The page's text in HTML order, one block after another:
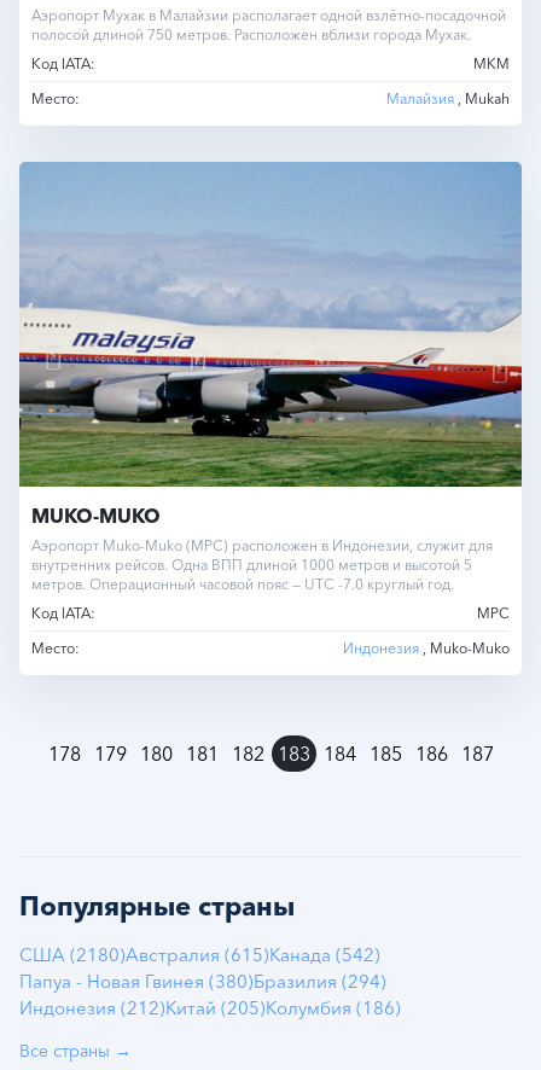
Аэропорт Мухак в Малайзии располагает одной взлётно-посадочной
полосой длиной 750 метров. Расположен вблизи города Мухак.
Код IATA:
MKM
Место:
Малайзия , Mukah
MUKO-MUKO
Аэропорт Muko-Muko (MPC) расположен в Индонезии, служит для
внутренних рейсов. Одна ВПП длиной 1000 метров и высотой 5
метров. Операционный часовой пояс — UTC -7.0 круглый год.
Код IATA:
MPC
Место:
Индонезия , Muko-Muko
178 179 180 181 182 183 184 185 186 187
Популярные страны
США (2180)Австралия (615)Канада (542)
Папуа - Новая Гвинея (380)Бразилия (294)
Индонезия (212)Китай (205)Колумбия (186)
Все страны →